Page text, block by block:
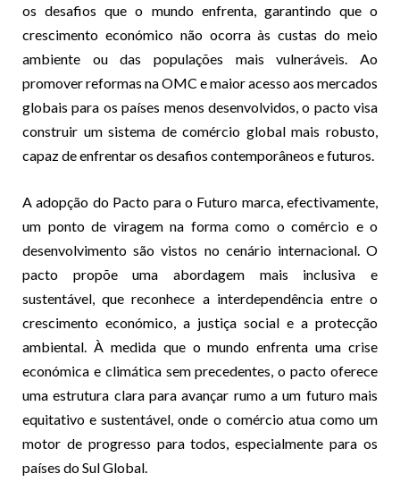
os desafios que o mundo enfrenta, garantindo que o
crescimento económico não ocorra às custas do meio
ambiente ou das populações mais vulneráveis. Ao
promover reformas na OMC e maior acesso aos mercados
globais para os países menos desenvolvidos, o pacto visa
construir um sistema de comércio global mais robusto,
capaz de enfrentar os desafios contemporâneos e futuros.
A adopção do Pacto para o Futuro marca, efectivamente,
um ponto de viragem na forma como o comércio e o
desenvolvimento são vistos no cenário internacional. O
pacto propõe uma abordagem mais inclusiva e
sustentável, que reconhece a interdependência entre o
crescimento económico, a justiça social e a protecção
ambiental. À medida que o mundo enfrenta uma crise
económica e climática sem precedentes, o pacto oferece
uma estrutura clara para avançar rumo a um futuro mais
equitativo e sustentável, onde o comércio atua como um
motor de progresso para todos, especialmente para os
países do Sul Global.